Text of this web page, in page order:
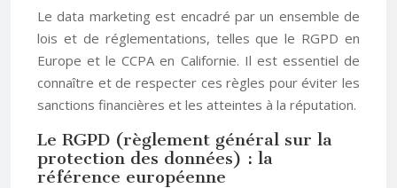
Le data marketing est encadré par un ensemble de
lois et de réglementations, telles que le RGPD en
Europe et le CCPA en Californie. Il est essentiel de
connaître et de respecter ces règles pour éviter les
sanctions financières et les atteintes à la réputation.
Le RGPD (règlement général sur la
protection des données) : la
référence européenne